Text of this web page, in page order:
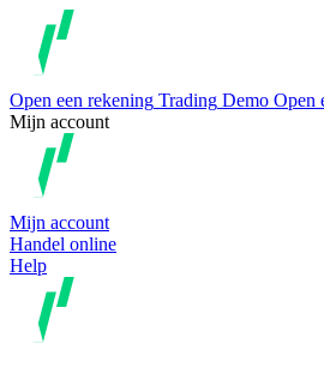
Open een rekening Trading Demo Open
Mijn account
Mijn account
Handel online
Help